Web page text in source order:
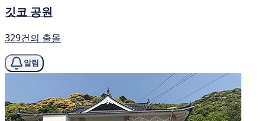
깃코 공원
329건의 출몰
알림